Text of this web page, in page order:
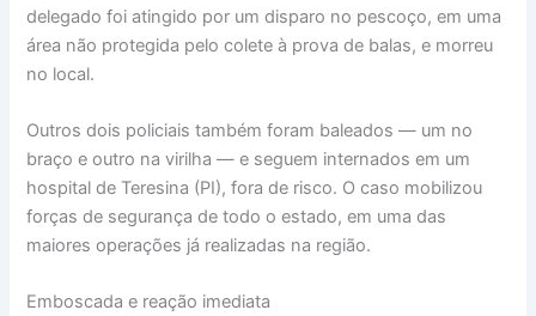
delegado foi atingido por um disparo no pescoço, em uma
área não protegida pelo colete à prova de balas, e morreu
no local.
Outros dois policiais também foram baleados — um no
braço e outro na virilha — e seguem internados em um
hospital de Teresina (PI), fora de risco. O caso mobilizou
forças de segurança de todo o estado, em uma das
maiores operações já realizadas na região.
Emboscada e reação imediata